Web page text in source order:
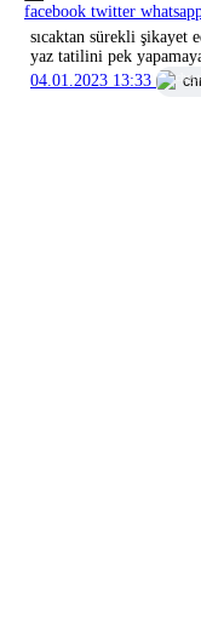
facebook twitter
sıcaktan sürekli şikayet
yaz tatilini pek
04.01.2023 13:33